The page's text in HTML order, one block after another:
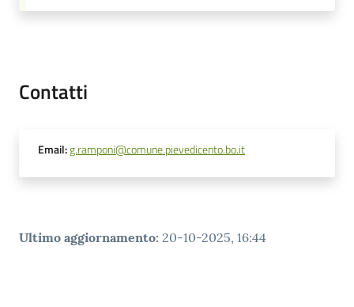
Contatti
Email:g.ramponi@comune.pievedicento.bo.it
Ultimo aggiornamento: 20-10-2025, 16:44